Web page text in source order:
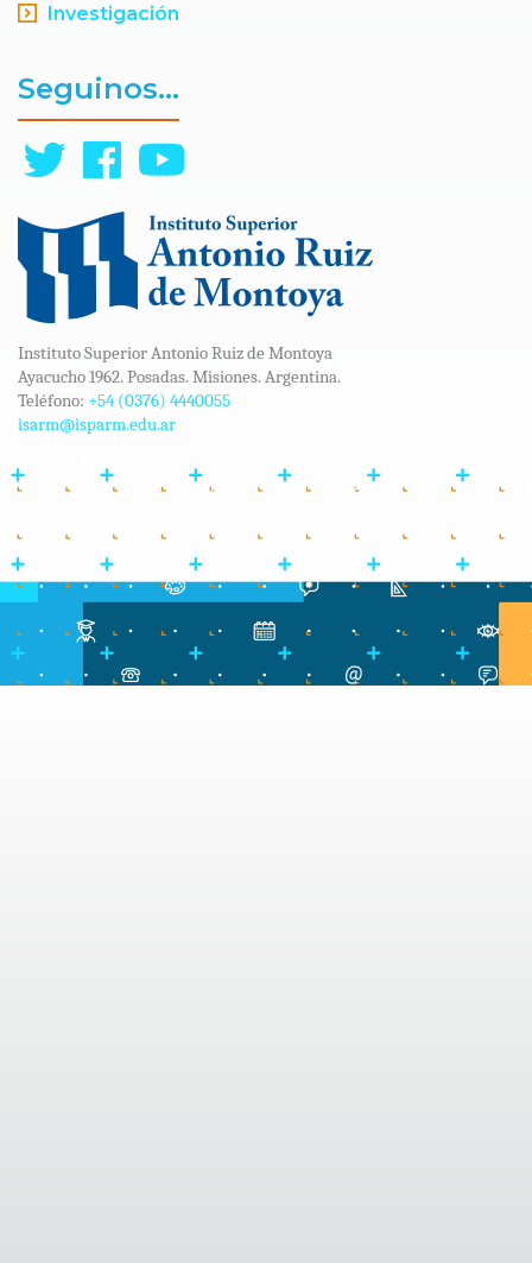
Investigación
Seguinos...
Instituto Superior Antonio Ruiz de Montoya
Ayacucho 1962. Posadas. Misiones. Argentina.
Teléfono: +54 (0376) 4440055
isarm@isparm.edu.ar